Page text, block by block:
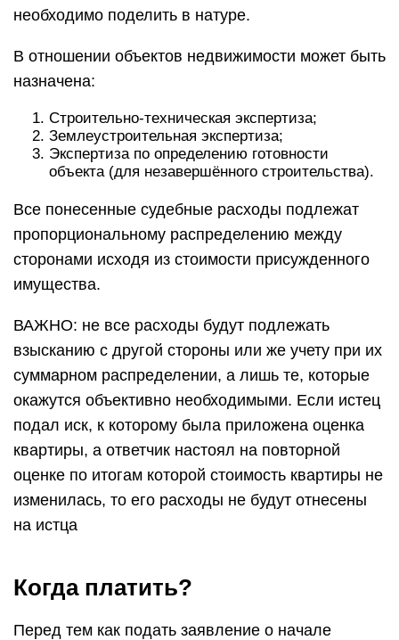
необходимо поделить в натуре.
В отношении объектов недвижимости может быть
назначена:
Строительно-техническая экспертиза;
Землеустроительная экспертиза;
Экспертиза по определению готовности
объекта (для незавершённого строительства).
Все понесенные судебные расходы подлежат
пропорциональному распределению между
сторонами исходя из стоимости присужденного
имущества.
ВАЖНО: не все расходы будут подлежать
взысканию с другой стороны или же учету при их
суммарном распределении, а лишь те, которые
окажутся объективно необходимыми. Если истец
подал иск, к которому была приложена оценка
квартиры, а ответчик настоял на повторной
оценке по итогам которой стоимость квартиры не
изменилась, то его расходы не будут отнесены
на истца
Когда платить?
Перед тем как подать заявление о начале